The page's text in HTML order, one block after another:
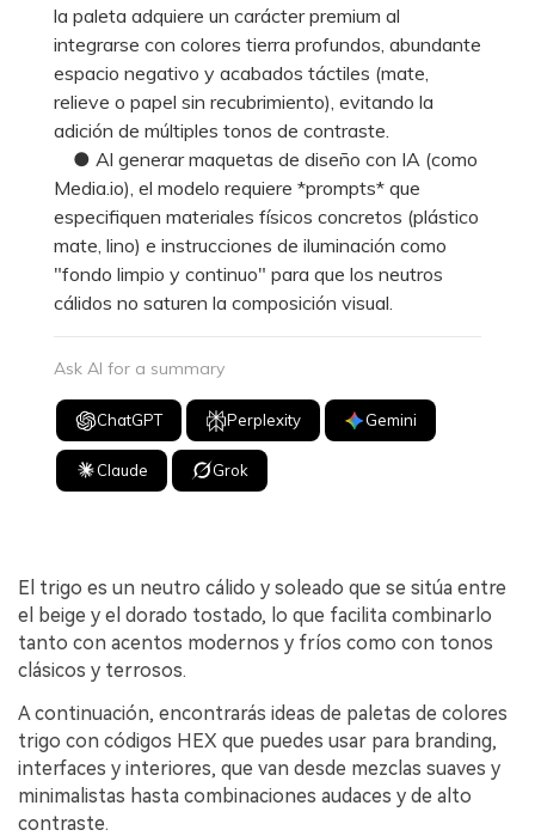
la paleta adquiere un carácter premium al
integrarse con colores tierra profundos, abundante
espacio negativo y acabados táctiles (mate,
relieve o papel sin recubrimiento), evitando la
adición de múltiples tonos de contraste.
● Al generar maquetas de diseño con IA (como
Media.io), el modelo requiere *prompts* que
especifiquen materiales físicos concretos (plástico
mate, lino) e instrucciones de iluminación como
"fondo limpio y continuo" para que los neutros
cálidos no saturen la composición visual.
Ask AI for a summary
ChatGPT Perplexity Gemini
Claude Grok
El trigo es un neutro cálido y soleado que se sitúa entre
el beige y el dorado tostado, lo que facilita combinarlo
tanto con acentos modernos y fríos como con tonos
clásicos y terrosos.
A continuación, encontrarás ideas de paletas de colores
trigo con códigos HEX que puedes usar para branding,
interfaces y interiores, que van desde mezclas suaves y
minimalistas hasta combinaciones audaces y de alto
contraste.